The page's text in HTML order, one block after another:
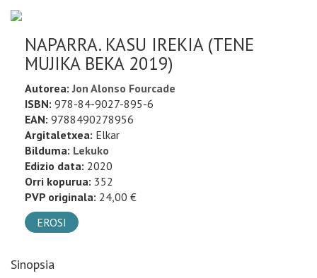
NAPARRA. KASU IREKIA (TENE
MUJIKA BEKA 2019)
Autorea:Jon Alonso Fourcade
ISBN: 978-84-9027-895-6
EAN: 9788490278956
Argitaletxea: Elkar
Bilduma: Lekuko
Edizio data: 2020
Orri kopurua: 352
PVP originala: 24,00 €
EROSI
Sinopsia